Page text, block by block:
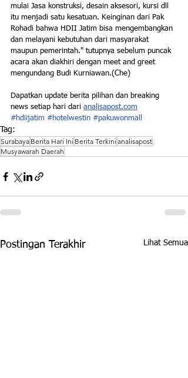
mulai Jasa konstruksi, desain aksesori, kursi dll
itu menjadi satu kesatuan. Keinginan dari Pak
Rohadi bahwa HDII Jatim bisa mengembangkan
dan melayani kebutuhan dari masyarakat
maupun pemerintah." tutupnya sebelum puncak
acara akan diakhiri dengan meet and greet
mengundang Budi Kurniawan.(Che)
Dapatkan update berita pilihan dan breaking
news setiap hari dari analisapost.com
#hdiijatim #hotelwestin #pakuwonmall
Tag:
Surabaya Berita Hari Ini Berita Terkini analisapost
Musyawarah Daerah
Postingan Terakhir Lihat Semua